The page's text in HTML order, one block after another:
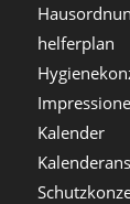
helferplan
Kalender